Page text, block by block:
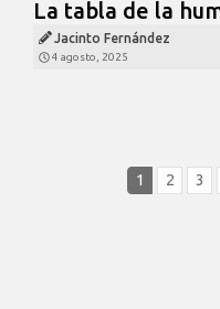
La tabla de la
Jacinto Fernández
4 agosto, 2025
1 2 3